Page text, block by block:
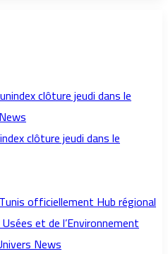
clôture jeudi dans le